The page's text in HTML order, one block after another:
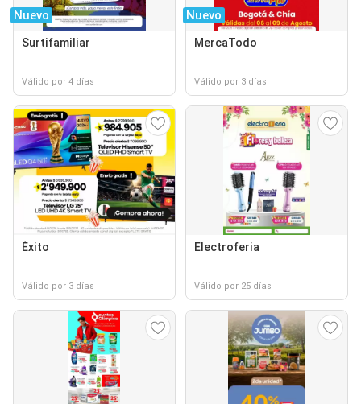
Nuevo
Surtifamiliar
Válido por 4 días
Nuevo
MercaTodo
Válido por 3 días
Éxito
Válido por 3 días
Electroferia
Válido por 25 días